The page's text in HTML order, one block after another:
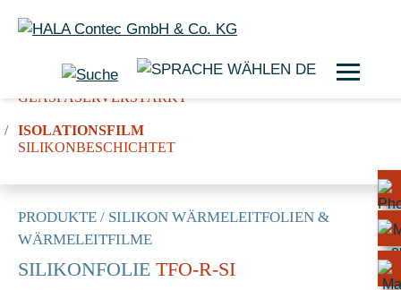
DE
SILIKONFOLIE
GLASFASERVERSTÄRKT
ISOLATIONSFILM
SILIKONBESCHICHTET
PRODUKTE / SILIKON WÄRMELEITFOLIEN &
WÄRMELEITFILME
SILIKONFOLIE TFO-R-SI